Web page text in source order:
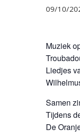
09/10/
Muziek
Liedjes
Samen
Tijdens
De